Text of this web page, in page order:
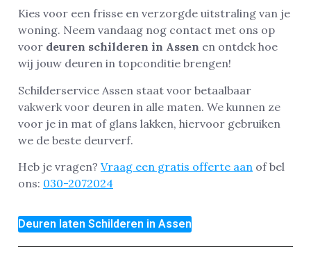
Kies voor een frisse en verzorgde uitstraling van je
woning. Neem vandaag nog contact met ons op
voor deuren schilderen in Assen en ontdek hoe
wij jouw deuren in topconditie brengen!
Schilderservice Assen staat voor betaalbaar
vakwerk voor deuren in alle maten. We kunnen ze
voor je in mat of glans lakken, hiervoor gebruiken
we de beste deurverf.
Heb je vragen? Vraag een gratis offerte aan of bel
ons: 030-2072024
Deuren laten Schilderen in Assen